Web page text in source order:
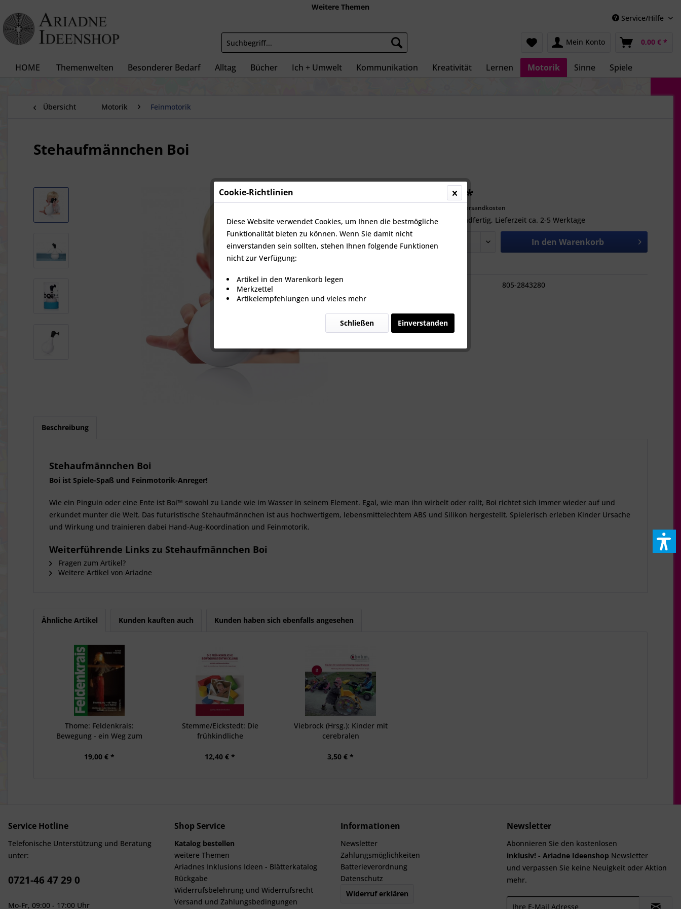
Weitere Themen
Service/Hilfe
Mein Konto 0,00 € *
HOME Themenwelten Besonderer Bedarf Alltag Bücher Ich + Umwelt Kommunikation Kreativität Lernen Motorik Sinne Spiele
Übersicht Motorik Feinmotorik
Stehaufmännchen Boi
17,95 € *
zzgl. Versandkosten
Sofort versandfertig, Lieferzeit ca. 2-5 Werktage
In den Warenkorb
805-2843280
Beschreibung
Stehaufmännchen Boi
Boi ist Spiele-Spaß und Feinmotorik-Anreger!
Wie ein Pinguin oder eine Ente ist Boi™ sowohl zu Lande wie im Wasser in seinem Element. Egal, wie man ihn wirbelt oder rollt, Boi richtet sich immer wieder auf und
erkundet munter die Welt. Das futuristische Stehaufmännchen ist aus hochwertigem, lebensmittelechtem ABS und Silikon hergestellt. Spielerisch erleben Kinder Ursache
und Wirkung und trainieren dabei Hand-Aug-Koordination und Feinmotorik.
Weiterführende Links zu Stehaufmännchen Boi
Fragen zum Artikel?
Weitere Artikel von Ariadne
Ähnliche Artikel Kunden kauften auch Kunden haben sich ebenfalls angesehen
Thome: Feldenkrais:
Bewegung - ein Weg zum
19,00 € *
Stemme/Eickstedt: Die
frühkindliche
12,40 € *
Viebrock (Hrsg.): Kinder mit
cerebralen
3,50 € *
Service Hotline
Telefonische Unterstützung und Beratung
unter:
0721-46 47 29 0
Mo-Fr, 09:00 - 17:00 Uhr
Shop Service
Katalog bestellen
weitere Themen
Ariadnes Inklusions Ideen - Blätterkatalog
Rückgabe
Widerrufsbelehrung und Widerrufsrecht
Versand und Zahlungsbedingungen
Informationen
Newsletter
Zahlungsmöglichkeiten
Batterieverordnung
Datenschutz
Widerruf erklären
Newsletter
Abonnieren Sie den kostenlosen
inklusiv! - Ariadne Ideenshop Newsletter
und verpassen Sie keine Neuigkeit oder Aktion
mehr.
Cookie-Richtlinien
Diese Website verwendet Cookies, um Ihnen die bestmögliche
Funktionalität bieten zu können. Wenn Sie damit nicht
einverstanden sein sollten, stehen Ihnen folgende Funktionen
nicht zur Verfügung:
Artikel in den Warenkorb legen
Merkzettel
Artikelempfehlungen und vieles mehr
Einverstanden
Schließen